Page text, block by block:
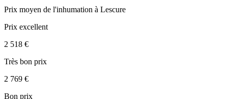
Prix moyen de l'inhumation à Lescure
Prix excellent
2 518 €
Très bon prix
2 769 €
Bon prix